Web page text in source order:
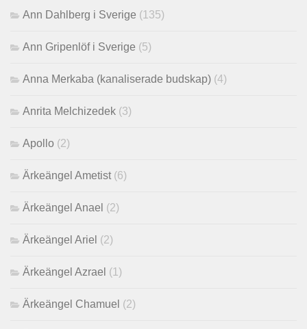
Ann Dahlberg i Sverige (135)
Ann Gripenlöf i Sverige (5)
Anna Merkaba (kanaliserade budskap) (4)
Anrita Melchizedek (3)
Apollo (2)
Ärkeängel Ametist (6)
Ärkeängel Anael (2)
Ärkeängel Ariel (2)
Ärkeängel Azrael (1)
Ärkeängel Chamuel (2)